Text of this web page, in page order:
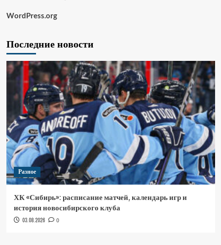
WordPress.org
Последние новости
Разное
ХК «Сибирь»: расписание матчей, календарь игр и
история новосибирского клуба
03.08.2026 0